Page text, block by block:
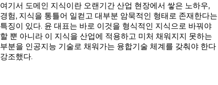
여기서 도메인 지식이란 오랜기간 산업 현장에서 쌓은 노하우,
경험, 지식을 통틀어 일컫고 대부분 암묵적인 형태로 존재한다는
특징이 있다. 윤 대표는 바로 이것을 형식적인 지식으로 바꿔야
할 뿐 아니라 이 지식을 산업에 적용하고 미처 채워지지 못하는
부분을 인공지능 기술로 채워가는 융합기술 체계를 갖춰야 한다
강조했다.